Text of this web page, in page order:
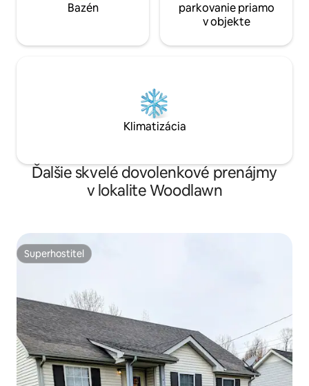
Bazén
parkovanie priamo
v objekte
Klimatizácia
Ďalšie skvelé dovolenkové prenájmy
v lokalite Woodlawn
Superhostiteľ
Superhostiteľ